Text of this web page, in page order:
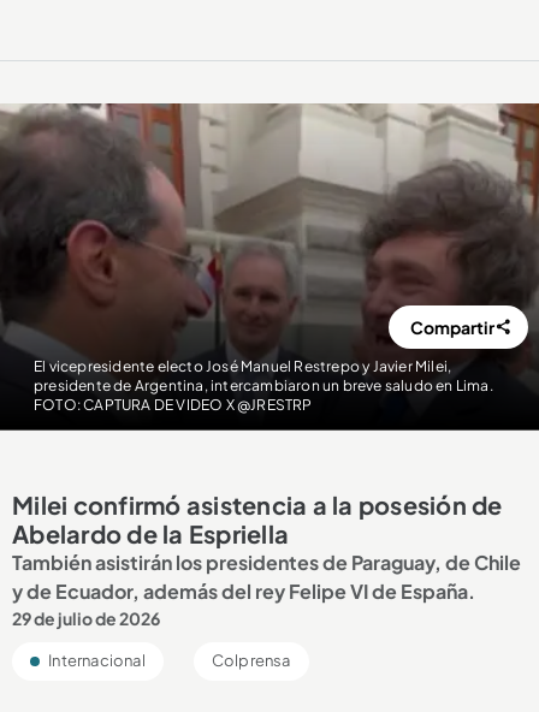
El vicepresidente electo José Manuel Restrepo y Javier Milei,
presidente de Argentina, intercambiaron un breve saludo en Lima.
FOTO: CAPTURA DE VIDEO X @JRESTRP
Compartir
Milei confirmó asistencia a la posesión de
Abelardo de la Espriella
También asistirán los presidentes de Paraguay, de Chile
y de Ecuador, además del rey Felipe VI de España.
29 de julio de 2026
Internacional Colprensa